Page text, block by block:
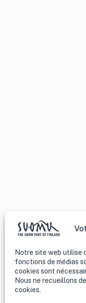
Notre site web utilise
fonctions de médias
cookies sont
Nous ne recueillons
cookies.